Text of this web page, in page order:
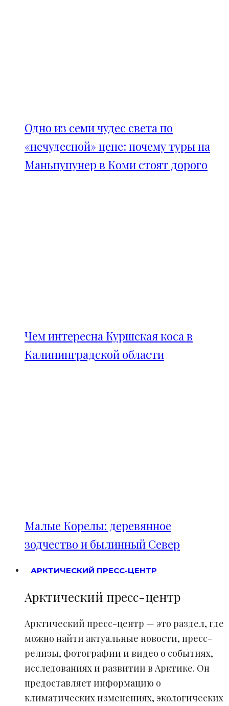
Одно из семи чудес света по
«нечудесной» цене: почему туры на
Маньпупунер в Коми стоят дорого
Чем интересна Куршская коса в
Калининградской области
Малые Корелы: деревянное
зодчество и былинный Север
АРКТИЧЕСКИЙ ПРЕСС-ЦЕНТР
Арктический пресс-центр
Арктический пресс-центр — это раздел, где
можно найти актуальные новости, пресс-
релизы, фотографии и видео о событиях,
исследованиях и развитии в Арктике. Он
предоставляет информацию о
климатических изменениях, экологических